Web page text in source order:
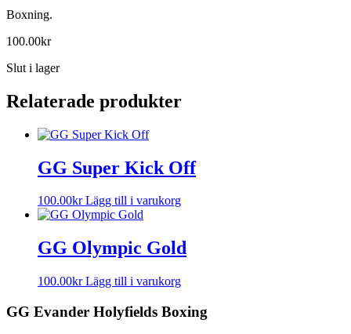
Boxning.
100.00kr
Slut i lager
Relaterade produkter
GG Super Kick Off
100.00kr Lägg till i varukorg
GG Olympic Gold
100.00kr Lägg till i varukorg
GG Evander Holyfields Boxing